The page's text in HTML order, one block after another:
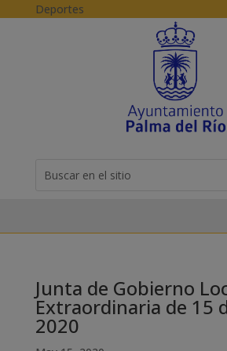
Skip to content
Deportes
for...
Junta de Gobierno
Extraordinaria de 15
2020